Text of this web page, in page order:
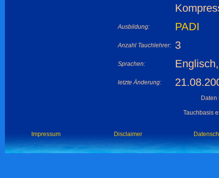
Ausbildung: PADI
Anzahl Tauchlehrer: 3
Sprachen:
letzte Änderung:
Tauchbasis
Impressum Disclaimer